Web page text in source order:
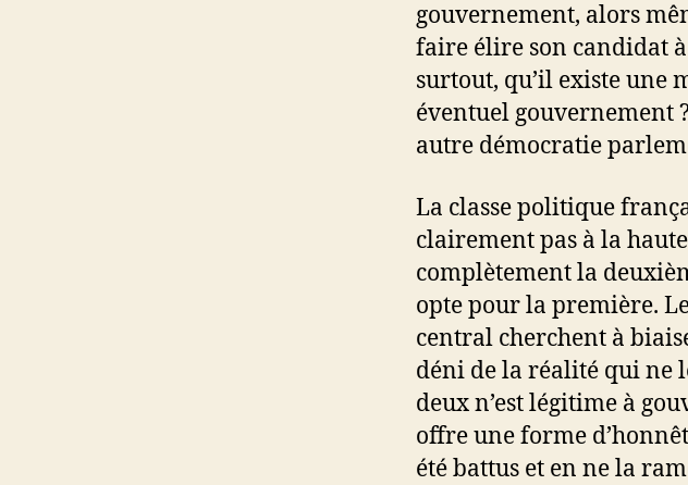
gouvernement, alors
faire élire son candidat à
surtout, qu’il existe une
éventuel gouvernement
autre démocratie
La classe politique
clairement pas à la
complètement la
opte pour la première.
central cherchent à
déni de la réalité qui ne
deux n’est légitime à
offre une forme
été battus et en ne la